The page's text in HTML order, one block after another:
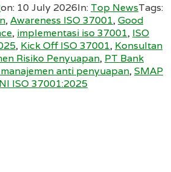
on: 10 July 2026In: Top NewsTags:
,Awareness ISO 37001,Good
, implementasi iso 37001, ISO
, Kick Off ISO 37001, Konsultan
Risiko Penyuapan, PT Bank
anti penyuapan,SMAP
ISO 37001:2025